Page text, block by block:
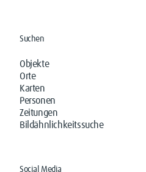
Suchen
Objekte
Orte
Karten
Personen
Zeitungen
Bildähnlichkeitssuche
Social Media